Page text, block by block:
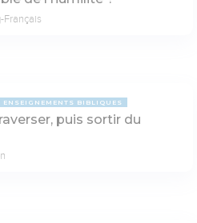
Français
ENSEIGNEMENTS BIBLIQUES
puis sortir du